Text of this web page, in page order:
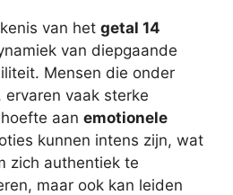
van het getal 14
van diepgaande
Mensen die onder
vaak sterke
aan emotionele
kunnen intens zijn, wat
zich authentiek te
maar ook kan leiden